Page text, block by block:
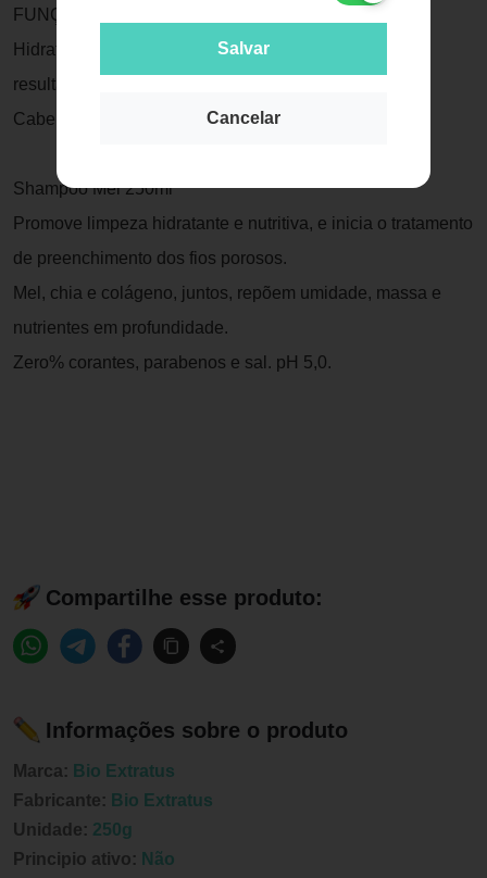
Salvar
Cancelar
FUNÇÃO
Hidratar, nutrir e preencher os fios.
resultados E benefícios
Cabelos muito mais hidratados e resistentes.
Shampoo Mel 250ml
Promove limpeza hidratante e nutritiva, e inicia o tratamento
de preenchimento dos fios porosos.
Mel, chia e colágeno, juntos, repõem umidade, massa e
nutrientes em profundidade.
Zero% corantes, parabenos e sal. pH 5,0.
Compartilhe esse produto:
Informações sobre o produto
Marca: Bio Extratus
Fabricante: Bio Extratus
Unidade: 250g
Principio ativo: Não